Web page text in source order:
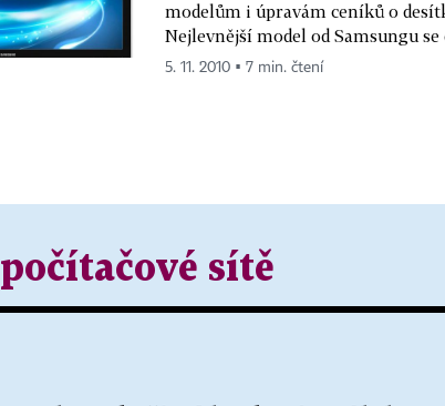
modelům i úpravám ceníků o
Nejlevnější model od Samsungu se
5. 11. 2010 ▪ 7 min. čtení
počítačové sítě